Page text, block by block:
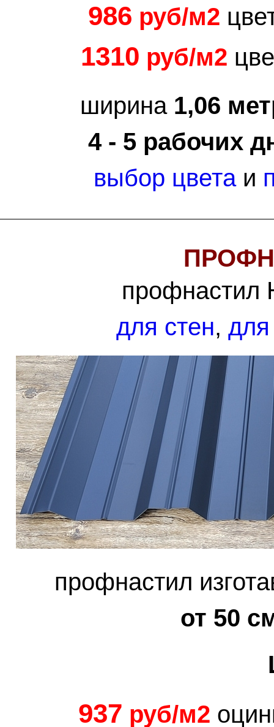
986 руб/м2
1310 руб/м2
ширина 1,06
4 - 5 рабочих
выбор цветаи
профнастил
для стен,
профнастил
от 50
937 руб/м2